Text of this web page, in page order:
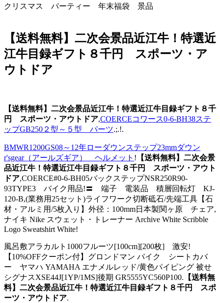
クリスマス パーティー 年末福袋 景品
【送料無料】二次会景品近江牛！特選近
江牛目録ギフト８千円 スポーツ・ア
ウトドア
【送料無料】二次会景品近江牛！特選近江牛目録ギフト８千
円 スポーツ・アウトドア,COERCEコワース0-6-BH38ステ
ップGB250２型～５型 パーツ.;.!.
BMWR1200GS08～12年ローダウンステップ23mmダウン
r'sgear（アールズギア） ヘルメット ! 【送料無料】二次会景
品近江牛！特選近江牛目録ギフト８千円 スポーツ・アウト
ドア,COERCE#0-6-BH05バックステップNSR250R90-
93TYPE3 バイク用品!〓 端子 電装品 積層回転灯 KJ-
120-B,(業務用25セット)ライフワーク切断砥石/先端工具【石
材・アルミ用/5枚入り】外径：100mm日本製関ヶ原 チェア,
ナイキ Nike スウェット・トレーナー Archive White Scribble
Logo Sweatshirt White!
風呂敷アラカルト1000フルーツ[100cm][200枚] 激安!
【10%OFFクーポン付】グロンドマン バイク シートカバ
ー ヤマハ YAMAHA エナメルレッド/黄色パイピング 被せ
シグナスXSE44J[1YP/1MS]後期 GR5555YC560P100. 【送料無
料】二次会景品近江牛！特選近江牛目録ギフト８千円 スポ
ーツ・アウトドア.